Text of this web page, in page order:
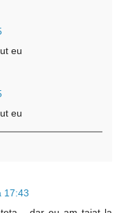
eu
eu
17:43